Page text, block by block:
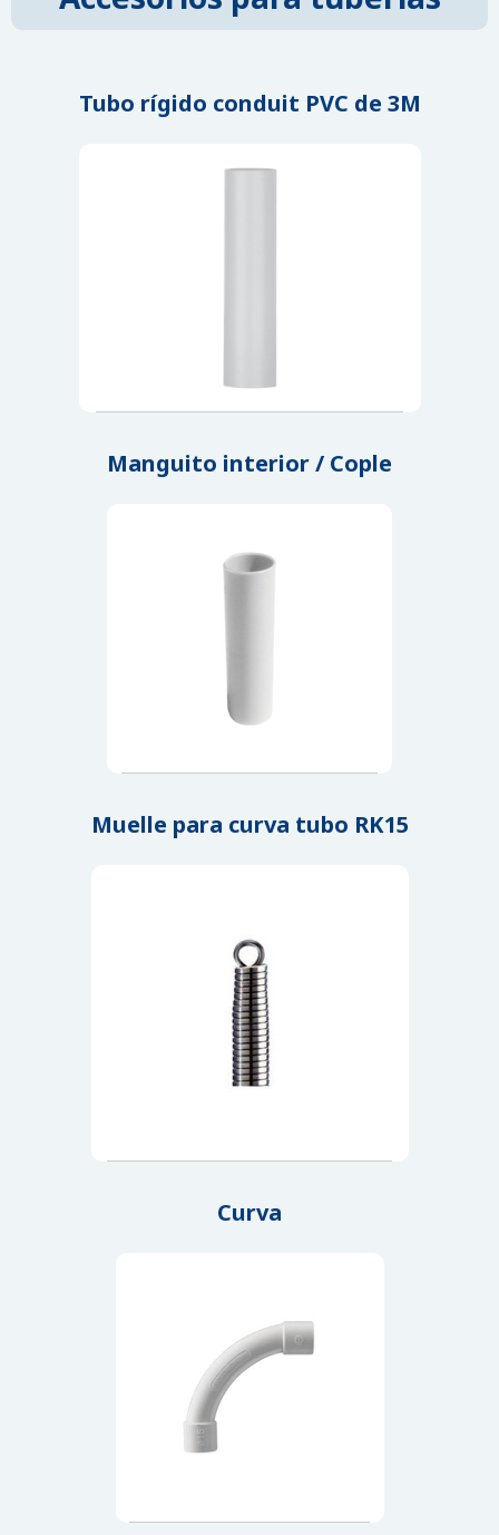
Tubo rígido conduit PVC de 3M
Manguito interior / Cople
Muelle para curva tubo RK15
Curva